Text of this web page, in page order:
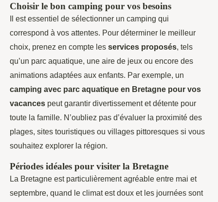
Choisir le bon camping pour vos besoins
Il est essentiel de sélectionner un camping qui
correspond à vos attentes. Pour déterminer le meilleur
choix, prenez en compte les services proposés, tels
qu’un parc aquatique, une aire de jeux ou encore des
animations adaptées aux enfants. Par exemple, un
camping avec parc aquatique en Bretagne pour vos
vacances peut garantir divertissement et détente pour
toute la famille. N’oubliez pas d’évaluer la proximité des
plages, sites touristiques ou villages pittoresques si vous
souhaitez explorer la région.
Périodes idéales pour visiter la Bretagne
La Bretagne est particulièrement agréable entre mai et
septembre, quand le climat est doux et les journées sont